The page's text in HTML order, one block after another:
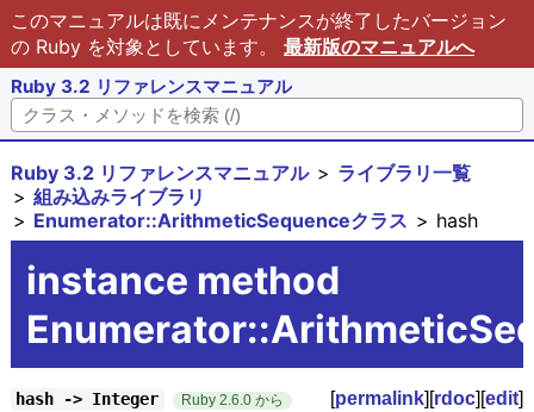
このマニュアルは既にメンテナンスが終了したバージョン
の Ruby を対象としています。 最新版のマニュアルへ
Ruby 3.2 リファレンスマニュアル
Ruby 3.2 リファレンスマニュアル
ライブラリ一覧
組み込みライブラリ
Enumerator::ArithmeticSequenceクラス
hash
instance method
hash -> Integer Ruby 2.6.0 から [permalink][rdoc][edit]